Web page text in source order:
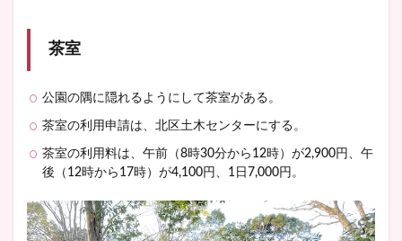
茶室
公園の隅に隠れるようにして茶室がある。
茶室の利用申請は、北区土木センターにする。
茶室の利用料は、午前（8時30分から12時）が2,900円、午
後（12時から17時）が4,100円、1日7,000円。